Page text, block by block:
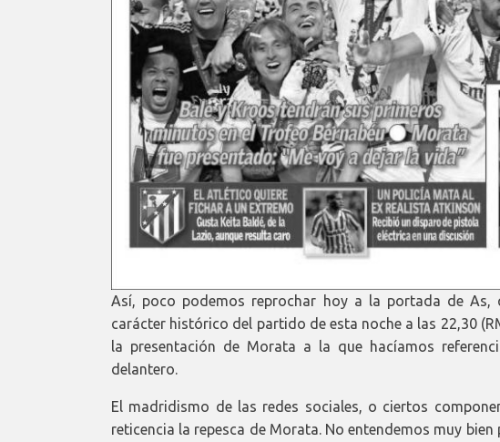
Así, poco podemos reprochar hoy a la portada de As,
carácter histórico del partido de esta noche a las 22,30
la presentación de Morata a la que hacíamos
delantero.
El madridismo de las redes sociales, o ciertos
reticencia la repesca de Morata. No entendemos muy